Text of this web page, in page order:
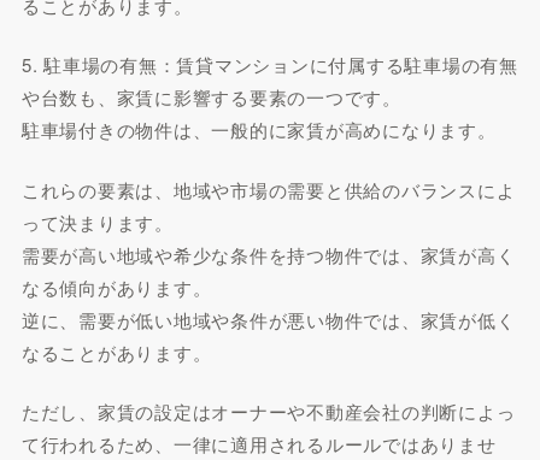
5. 駐車場の有無：賃貸マンションに付属する駐車場の有無
や台数も、家賃に影響する要素の一つです。
駐車場付きの物件は、一般的に家賃が高めになります。
これらの要素は、地域や市場の需要と供給のバランスによ
って決まります。
需要が高い地域や希少な条件を持つ物件では、家賃が高く
なる傾向があります。
逆に、需要が低い地域や条件が悪い物件では、家賃が低く
なることがあります。
ただし、家賃の設定はオーナーや不動産会社の判断によっ
て行われるため、一律に適用されるルールではありませ